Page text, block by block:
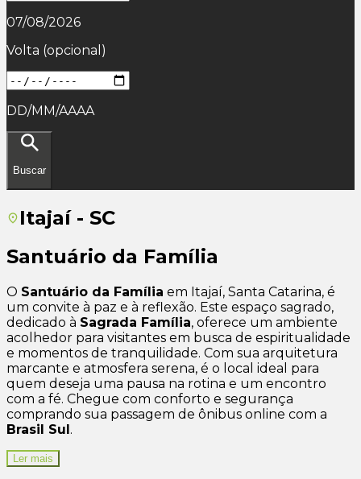
07/08/2026
Volta (opcional)
DD/MM/AAAA
Buscar
Itajaí - SC
Santuário da Família
O Santuário da Família em Itajaí, Santa Catarina, é
um convite à paz e à reflexão. Este espaço sagrado,
dedicado à Sagrada Família, oferece um ambiente
acolhedor para visitantes em busca de espiritualidade
e momentos de tranquilidade. Com sua arquitetura
marcante e atmosfera serena, é o local ideal para
quem deseja uma pausa na rotina e um encontro
com a fé. Chegue com conforto e segurança
comprando sua passagem de ônibus online com a
Brasil Sul .
Ler mais